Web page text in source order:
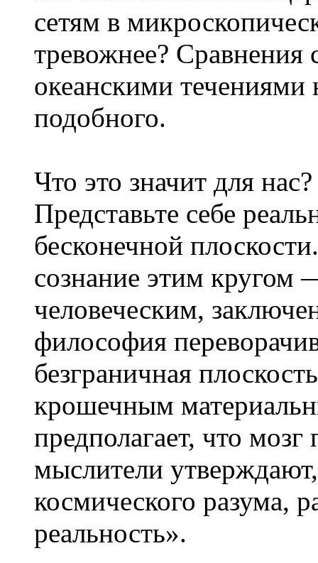
сетям в
тревожнее? Сравнения
океанскими течениями
подобного.
Что это значит для нас?
Представьте себе
бесконечной
сознание этим
человеческим,
философия
безграничная
крошечным
предполагает, что
мыслители
космического разума,
реальность».